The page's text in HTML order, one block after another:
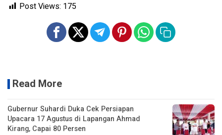
Post Views: 175
Read More
Gubernur Suhardi Duka Cek Persiapan
Upacara 17 Agustus di Lapangan Ahmad
Kirang, Capai 80 Persen